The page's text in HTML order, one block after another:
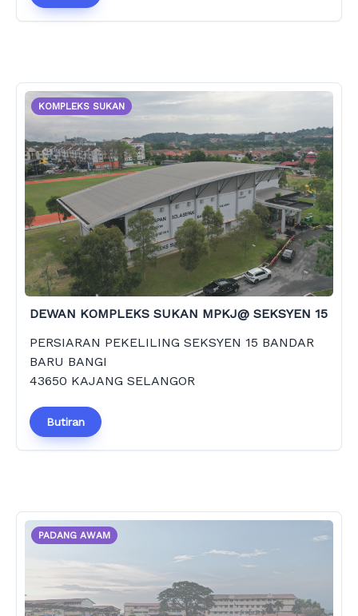
KOMPLEKS SUKAN
DEWAN KOMPLEKS SUKAN MPKJ@ SEKSYEN 15
PERSIARAN PEKELILING SEKSYEN 15 BANDAR
BARU BANGI
43650 KAJANG SELANGOR
Butiran
PADANG AWAM